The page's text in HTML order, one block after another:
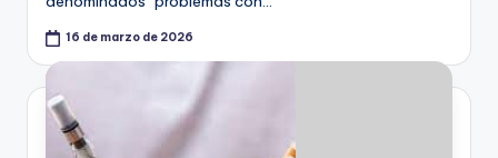
16 de marzo de 2026